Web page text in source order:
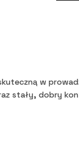
w
stały, dobry